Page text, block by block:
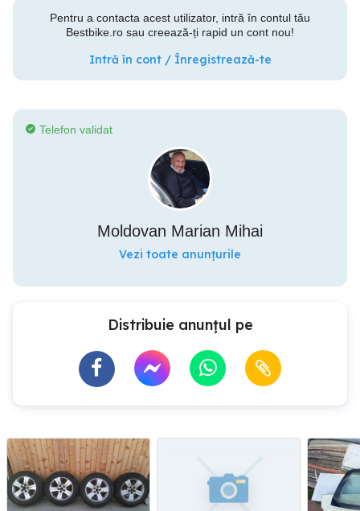
Pentru a contacta acest utilizator, intră în contul tău
Bestbike.ro sau creează-ți rapid un cont nou!
Intră în cont / Înregistrează-te
Telefon validat
Moldovan Marian Mihai
Vezi toate anunțurile
Distribuie anunțul pe